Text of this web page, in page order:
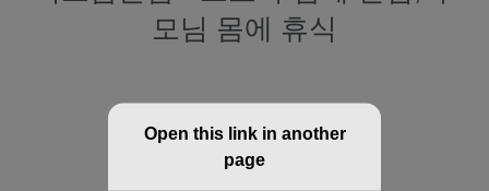
모님 몸에 휴식